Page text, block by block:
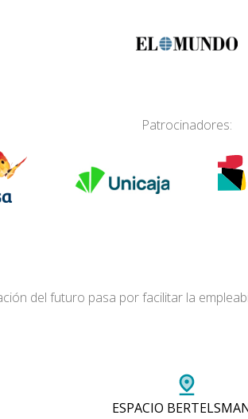
Patrocinadores:
del futuro pasa por facilitar la
ESPACIO